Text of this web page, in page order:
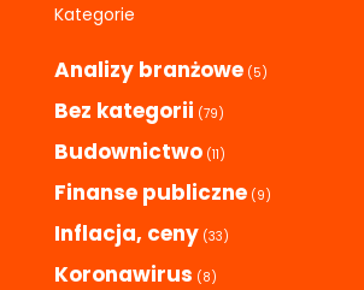
Kategorie
Analizy branżowe (5)
Bez kategorii (79)
Budownictwo (11)
Finanse publiczne (9)
Inflacja, ceny (33)
Koronawirus (8)